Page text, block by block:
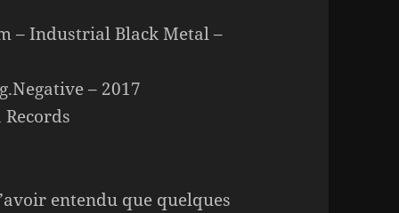
– Industrial Black Metal –
– 2017
entendu que quelques